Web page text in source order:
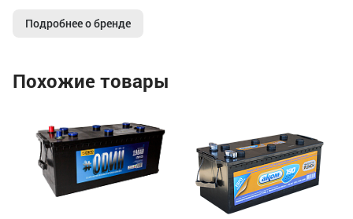
Подробнее о бренде
Похожие товары